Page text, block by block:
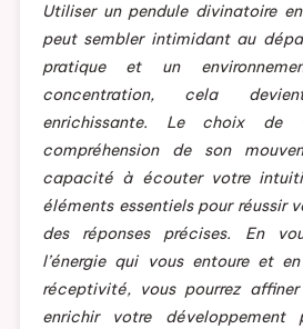
Utiliser un pendule divinatoire
peut sembler intimidant au
pratique et un
concentration, cela
enrichissante. Le choix de
compréhension de son
capacité à écouter votre
éléments essentiels pour réussir
des réponses précises. En
l’énergie qui vous entoure et
réceptivité, vous pourrez
enrichir votre développement